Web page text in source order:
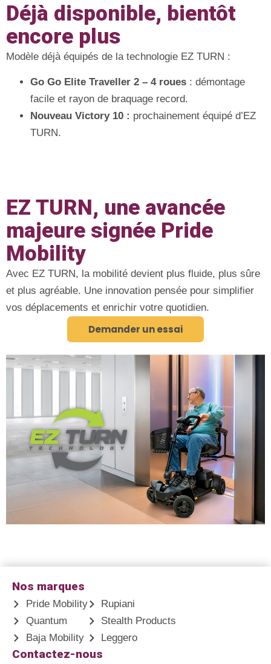
Déjà disponible, bientôt
encore plus
Modèle déjà équipés de la technologie EZ TURN :
Go Go Elite Traveller 2 – 4 roues : démontage
facile et rayon de braquage record.
Nouveau Victory 10 : prochainement équipé d’EZ
TURN.
EZ TURN, une avancée
majeure signée Pride
Mobility
Avec EZ TURN, la mobilité devient plus fluide, plus sûre
et plus agréable. Une innovation pensée pour simplifier
vos déplacements et enrichir votre quotidien.
Demander un essai
Nos marques
Pride Mobility
Quantum
Baja Mobility
Rupiani
Stealth Products
Leggero
Contactez-nous